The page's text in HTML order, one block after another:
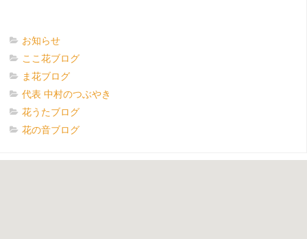
お知らせ
ここ花ブログ
ま花ブログ
代表 中村のつぶやき
花うたブログ
花の音ブログ